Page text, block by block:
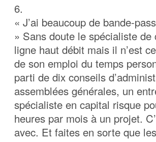
6.
« J’ai beaucoup de bande-
» Sans doute le spécialiste
ligne haut débit mais il n’est
de son emploi du temps
parti de dix conseils
assemblées générales, un
spécialiste en capital risque
heures par mois à un projet.
avec. Et faites en sorte que